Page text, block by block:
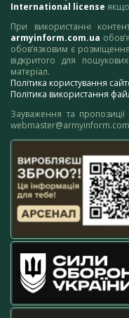
International license
При використанні
armyinform.com.ua
обов’язковим є
відкритого для
матеріал.
Політика користування
Політика використання
Зауваження та